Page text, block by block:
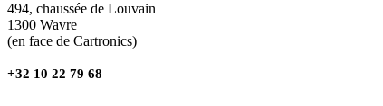
494, chaussée de Louvain
1300 Wavre
(en face de Cartronics)
+32 10 22 79 68